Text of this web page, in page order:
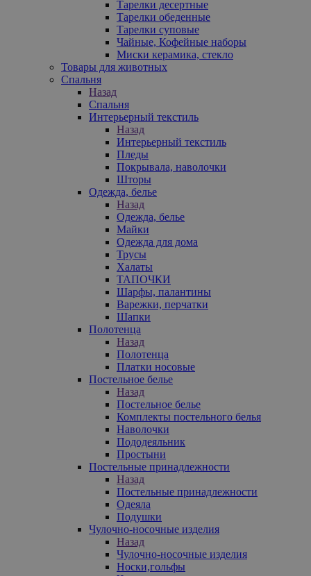
Тарелки десертные
Тарелки обеденные
Тарелки суповые
Чайные, Кофейные наборы
Миски керамика, стекло
Товары для животных
Спальня
Назад
Спальня
Интерьерный текстиль
Назад
Интерьерный текстиль
Пледы
Покрывала, наволочки
Шторы
Одежда, белье
Назад
Одежда, белье
Майки
Одежда для дома
Трусы
Халаты
ТАПОЧКИ
Шарфы, палантины
Варежки, перчатки
Шапки
Полотенца
Назад
Полотенца
Платки носовые
Постельное белье
Назад
Постельное белье
Комплекты постельного белья
Наволочки
Пододеяльник
Простыни
Постельные принадлежности
Назад
Постельные принадлежности
Одеяла
Подушки
Чулочно-носочные изделия
Назад
Чулочно-носочные изделия
Носки,гольфы